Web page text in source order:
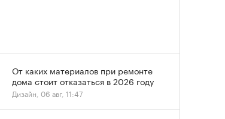
От каких материалов при ремонте
дома стоит отказаться в 2026 году
Дизайн, 06 авг, 11:47